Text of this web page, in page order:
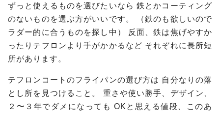
ずっと使えるものを選びたいなら 鉄とかコーティング
のないものを選ぶ方がいいです。
（鉄のも欲しいので
ラダー的に合うものを探し中）
反面、鉄は焦げやすか
ったりテフロンより手がかかるなど それぞれに長所短
所があります。
テフロンコートのフライパンの選び方は 自分なりの落
とし所を見つけること。 重さや使い勝手、デザイン、
２〜３年でダメになっても OKと思える値段、このあ